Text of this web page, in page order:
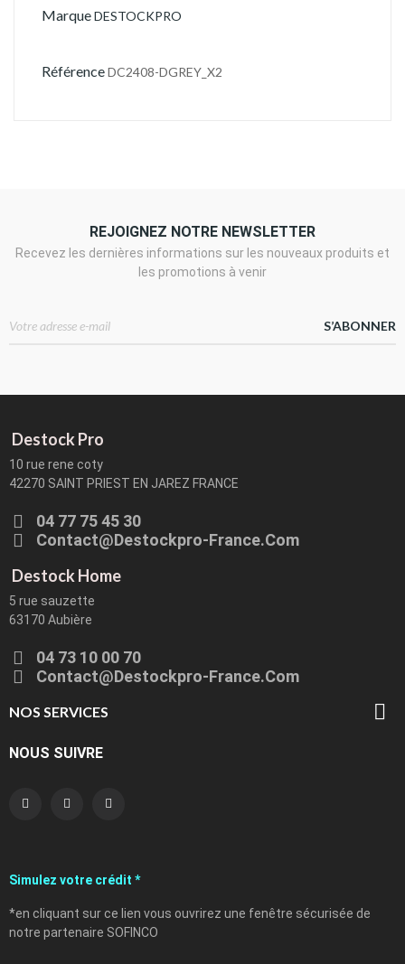
MarqueDESTOCKPRO
RéférenceDC2408-DGREY_X2
REJOIGNEZ NOTRE NEWSLETTER
Recevez les dernières informations sur les nouveaux produits et
les promotions à venir
S’ABONNER
Destock Pro
10 rue rene coty
42270 SAINT PRIEST EN JAREZ FRANCE
04 77 75 45 30
Contact@destockpro-France.com
Destock Home
5 rue sauzette
63170 Aubière
04 73 10 00 70
Contact@destockpro-France.com
NOS SERVICES 
NOUS SUIVRE
Simulez votre crédit *
*en cliquant sur ce lien vous ouvrirez une fenêtre sécurisée de
notre partenaire SOFINCO